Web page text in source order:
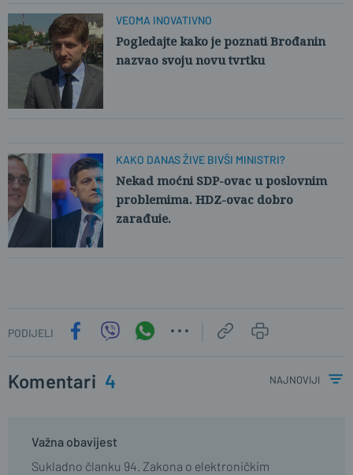
VEOMA INOVATIVNO
Pogledajte kako je poznati Brođanin
nazvao svoju novu tvrtku
KAKO DANAS ŽIVE BIVŠI MINISTRI?
Nekad moćni SDP-ovac u poslovnim
problemima. HDZ-ovac dobro
zarađuje.
PODIJELI
Komentari 4 najnoviji
Važna obavijest
Sukladno članku 94. Zakona o elektroničkim